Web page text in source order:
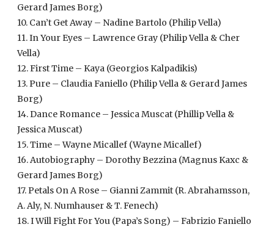
Gerard James Borg)
10. Can’t Get Away – Nadine Bartolo (Philip Vella)
11. In Your Eyes – Lawrence Gray (Philip Vella & Cher
Vella)
12. First Time – Kaya (Georgios Kalpadikis)
13. Pure – Claudia Faniello (Philip Vella & Gerard James
Borg)
14. Dance Romance – Jessica Muscat (Phillip Vella &
Jessica Muscat)
15. Time – Wayne Micallef (Wayne Micallef)
16. Autobiography – Dorothy Bezzina (Magnus Kaxc &
Gerard James Borg)
17. Petals On A Rose – Gianni Zammit (R. Abrahamsson,
A. Aly, N. Numhauser & T. Fenech)
18. I Will Fight For You (Papa’s Song) – Fabrizio Faniello